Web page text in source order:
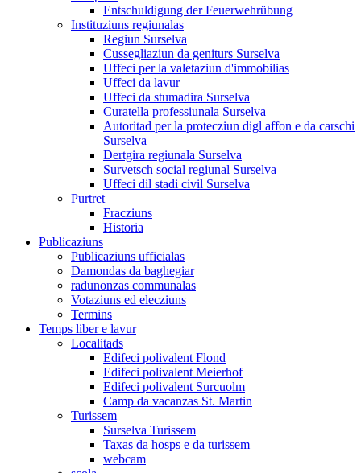
Entschuldigung der Feuerwehrübung
Instituziuns regiunalas
Regiun Surselva
Cussegliaziun da geniturs Surselva
Uffeci per la valetaziun d'immobilias
Uffeci da lavur
Uffeci da stumadira Surselva
Curatella professiunala Surselva
Autoritad per la protecziun digl affon e da carschi
Surselva
Dertgira regiunala Surselva
Survetsch social regiunal Surselva
Uffeci dil stadi civil Surselva
Purtret
Fracziuns
Historia
Publicaziuns
Publicaziuns ufficialas
Damondas da baghegiar
radunonzas communalas
Votaziuns ed elecziuns
Termins
Temps liber e lavur
Localitads
Edifeci polivalent Flond
Edifeci polivalent Meierhof
Edifeci polivalent Surcuolm
Camp da vacanzas St. Martin
Turissem
Surselva Turissem
Taxas da hosps e da turissem
webcam